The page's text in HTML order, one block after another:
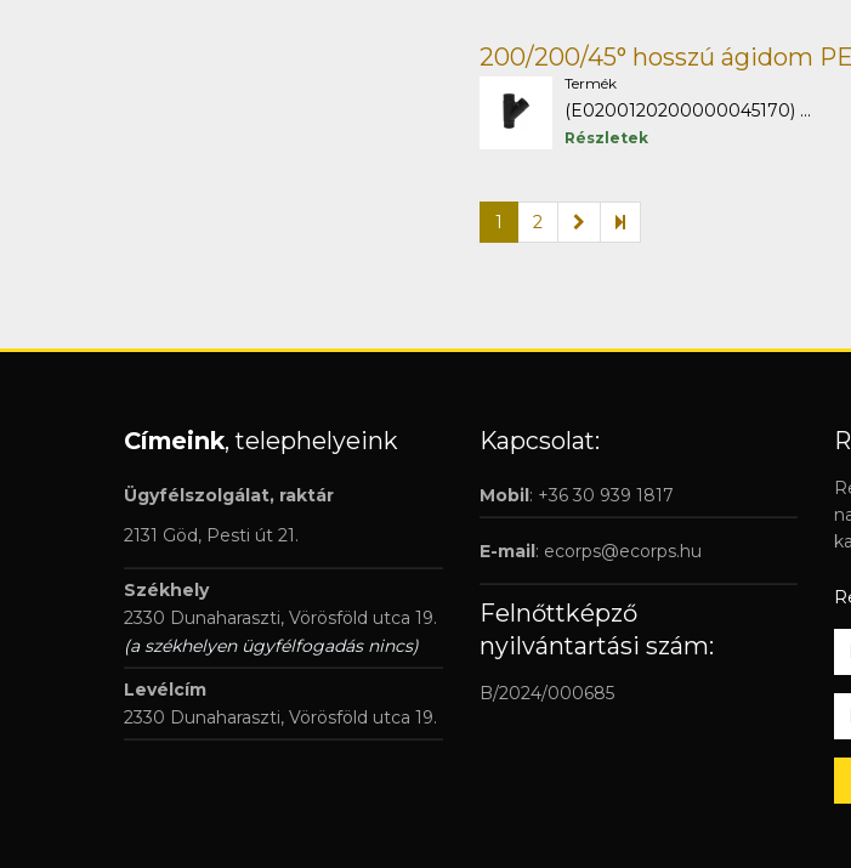
200/200/45° hosszú ágidom
Termék
(E0200120200000045170) ...
Részletek
1 2
Címeink, telephelyeink
Ügyfélszolgálat, raktár
2131 Göd, Pesti út 21.
Székhely
2330 Dunaharaszti, Vörösföld utca 19.
(a székhelyen ügyfélfogadás nincs)
Levélcím
2330 Dunaharaszti, Vörösföld utca 19.
Kapcsolat:
Mobil: +36 30 939 1817
E-mail: ecorps@ecorps.hu
Felnőttképző
nyilvántartási szám:
B/2024/000685